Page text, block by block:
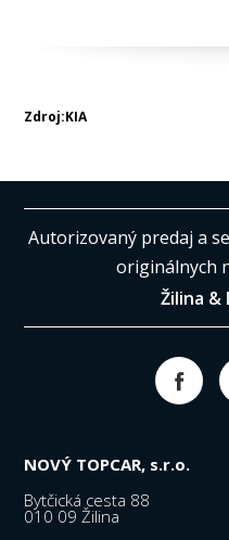
Zdroj:KIA
Autorizovaný predaj a
originálnych
Žilina &
NOVÝ TOPCAR, s.r.o.
Bytčická cesta 88
010 09 Žilina